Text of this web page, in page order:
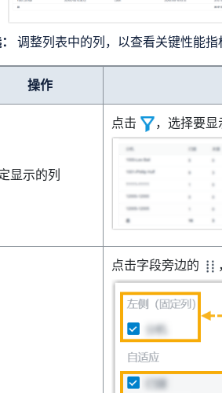
调整列表中的列，以查看关键性能指
操作
显示的列
点击 ，选择要
点击字段旁边的